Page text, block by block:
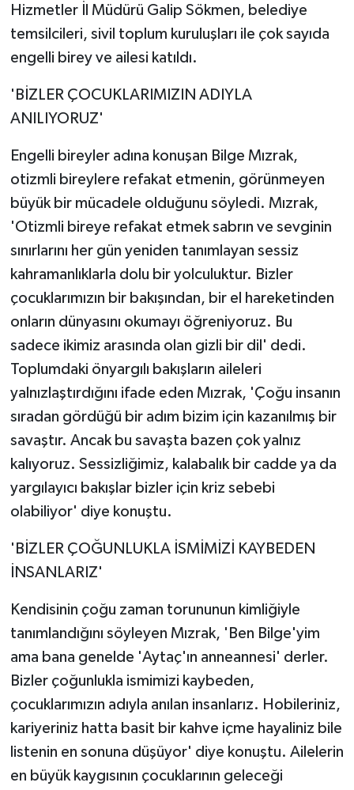
Hizmetler İl Müdürü Galip Sökmen, belediye
temsilcileri, sivil toplum kuruluşları ile çok sayıda
engelli birey ve ailesi katıldı.
'BİZLER ÇOCUKLARIMIZIN ADIYLA
ANILIYORUZ'
Engelli bireyler adına konuşan Bilge Mızrak,
otizmli bireylere refakat etmenin, görünmeyen
büyük bir mücadele olduğunu söyledi. Mızrak,
'Otizmli bireye refakat etmek sabrın ve sevginin
sınırlarını her gün yeniden tanımlayan sessiz
kahramanlıklarla dolu bir yolculuktur. Bizler
çocuklarımızın bir bakışından, bir el hareketinden
onların dünyasını okumayı öğreniyoruz. Bu
sadece ikimiz arasında olan gizli bir dil' dedi.
Toplumdaki önyargılı bakışların aileleri
yalnızlaştırdığını ifade eden Mızrak, 'Çoğu insanın
sıradan gördüğü bir adım bizim için kazanılmış bir
savaştır. Ancak bu savaşta bazen çok yalnız
kalıyoruz. Sessizliğimiz, kalabalık bir cadde ya da
yargılayıcı bakışlar bizler için kriz sebebi
olabiliyor' diye konuştu.
'BİZLER ÇOĞUNLUKLA İSMİMİZİ KAYBEDEN
İNSANLARIZ'
Kendisinin çoğu zaman torununun kimliğiyle
tanımlandığını söyleyen Mızrak, 'Ben Bilge'yim
ama bana genelde 'Aytaç'ın anneannesi' derler.
Bizler çoğunlukla ismimizi kaybeden,
çocuklarımızın adıyla anılan insanlarız. Hobileriniz,
kariyeriniz hatta basit bir kahve içme hayaliniz bile
listenin en sonuna düşüyor' diye konuştu. Ailelerin
en büyük kaygısının çocuklarının geleceği